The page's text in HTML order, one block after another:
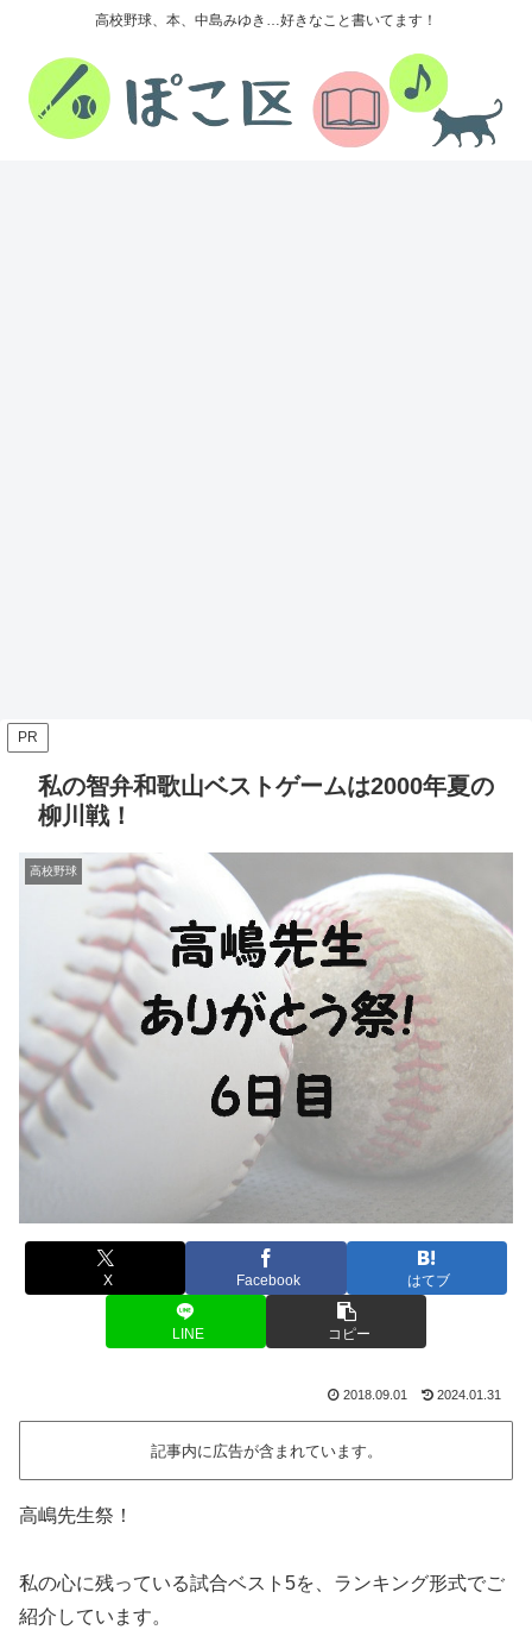
高校野球、本、中島みゆき…好きなこと書いてます！
PR
私の智弁和歌山ベストゲームは2000年夏の
柳川戦！
高校野球
X Facebook はてブ
LINE コピー
2018.09.01 2024.01.31
記事内に広告が含まれています。
高嶋先生祭！
私の心に残っている試合ベスト5を、ランキング形式でご
紹介しています。